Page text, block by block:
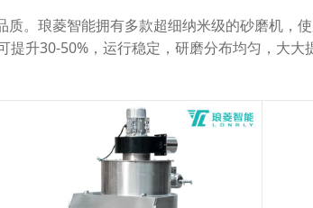
。琅菱智能拥有多款超细纳米级的砂磨机，
升30-50%，运行稳定，研磨分布均匀，大大